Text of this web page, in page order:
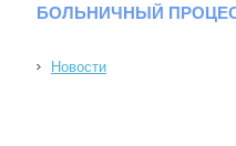
БОЛЬНИЧНЫЙ
Новости